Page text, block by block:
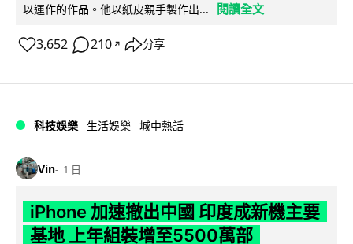
以運作的作品。他以紙皮親手製作出...
閱讀全文
3,652 210 ↗ 分享
科技娛樂 生活娛樂 城中熱話
Vin 1 日
iPhone 加速撤出中國 印度成新機主要
基地 上年組裝增至5500萬部